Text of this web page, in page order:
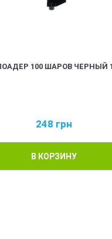
100 ШАРОВ ЧЕРНЫЙ
248 грн
В КОРЗИНУ